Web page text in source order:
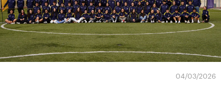
04/03/2026